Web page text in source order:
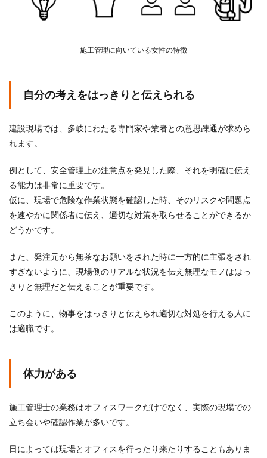
施工管理に向いている女性の特徴
自分の考えをはっきりと伝えられる
建設現場では、多岐にわたる専門家や業者との意思疎通が求めら
れます。
例として、安全管理上の注意点を発見した際、それを明確に伝え
る能力は非常に重要です。
仮に、現場で危険な作業状態を確認した時、そのリスクや問題点
を速やかに関係者に伝え、適切な対策を取らせることができるか
どうかです。
また、発注元から無茶なお願いをされた時に一方的に主張をされ
すぎないように、現場側のリアルな状況を伝え無理なモノははっ
きりと無理だと伝えることが重要です。
このように、物事をはっきりと伝えられ適切な対処を行える人に
は適職です。
体力がある
施工管理士の業務はオフィスワークだけでなく、実際の現場での
立ち会いや確認作業が多いです。
日によっては現場とオフィスを行ったり来たりすることもありま